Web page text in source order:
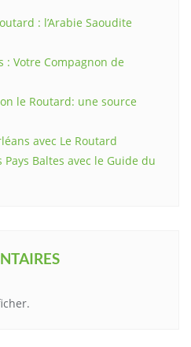
: l’Arabie Saoudite
Votre Compagnon de
le Routard: une source
avec Le Routard
Baltes avec le Guide du